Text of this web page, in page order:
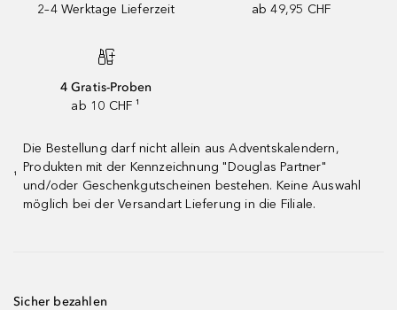
2–4 Werktage Lieferzeit ab 49,95 CHF
4 Gratis-Proben
ab 10 CHF ¹
¹
Die Bestellung darf nicht allein aus Adventskalendern,
Produkten mit der Kennzeichnung "Douglas Partner"
und/oder Geschenkgutscheinen bestehen. Keine Auswahl
möglich bei der Versandart Lieferung in die Filiale.
Sicher bezahlen